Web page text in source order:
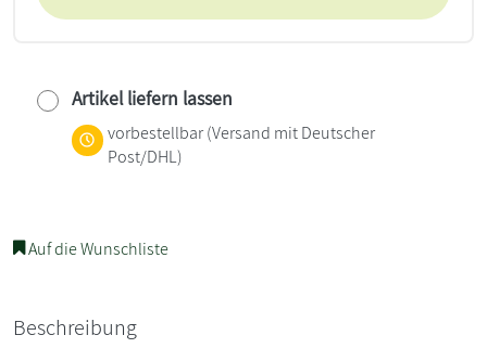
Artikel liefern lassen
vorbestellbar(Versand mit Deutscher
Post/DHL)
Auf die Wunschliste
Beschreibung